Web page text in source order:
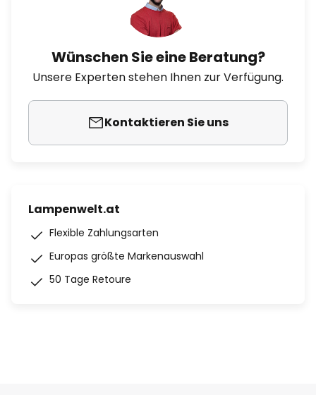
Wünschen Sie eine Beratung?
Unsere Experten stehen Ihnen zur Verfügung.
Kontaktieren Sie uns
Lampenwelt.at
Flexible Zahlungsarten
Europas größte Markenauswahl
50 Tage Retoure